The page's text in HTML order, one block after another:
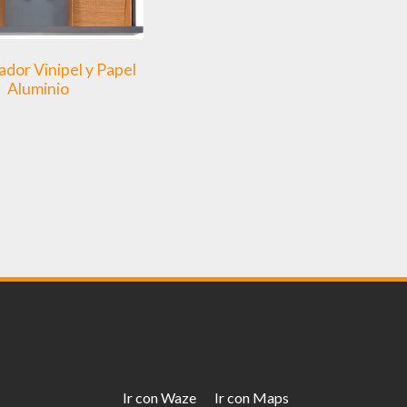
Vinipel y Papel
Aluminio
Ir con Waze Ir con Maps